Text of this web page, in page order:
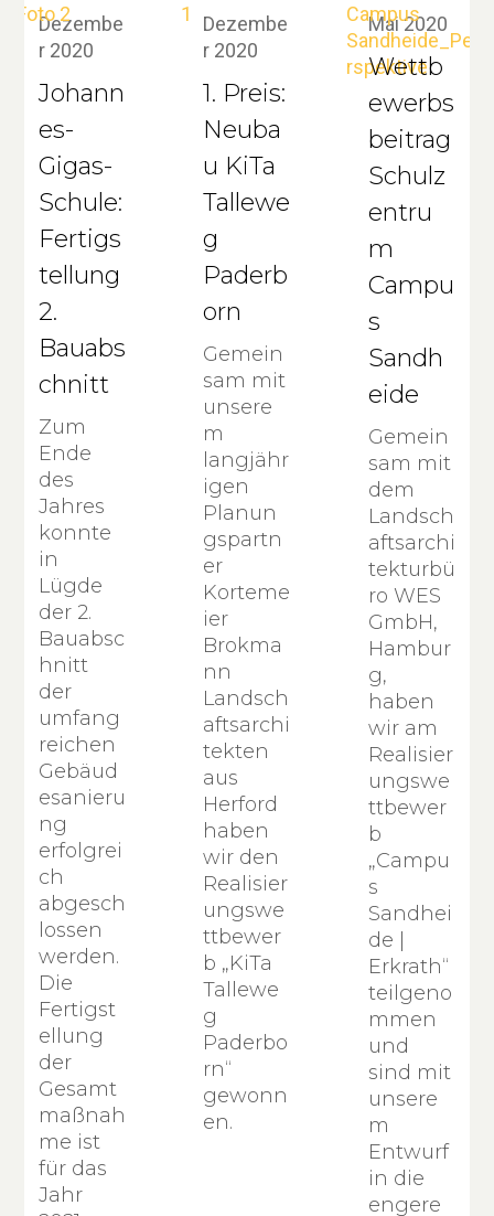
Dezembe
r 2020
Johann
es-
Gigas-
Schule:
Fertigs
tellung
2.
Bauabs
chnitt
Zum
Ende
des
Jahres
konnte
in
Lügde
der 2.
Bauabsc
hnitt
der
umfang
reichen
Gebäud
esanieru
ng
erfolgrei
ch
abgesch
lossen
werden.
Die
Fertigst
ellung
der
Gesamt
maßnah
me ist
für das
Jahr
Dezembe
r 2020
1. Preis:
Neuba
u KiTa
Tallewe
g
Paderb
orn
Gemein
sam mit
unsere
m
langjähr
igen
Planun
gspartn
er
Korteme
ier
Brokma
nn
Landsch
aftsarchi
tekten
aus
Herford
haben
wir den
Realisier
ungswe
ttbewer
b „KiTa
Tallewe
g
Paderbo
rn“
gewonn
en.
Mai 2020
Wettb
ewerbs
beitrag
Schulz
entru
m
Campu
s
Sandh
eide
Gemein
sam mit
dem
Landsch
aftsarchi
tekturbü
ro WES
GmbH,
Hambur
g,
haben
wir am
Realisier
ungswe
ttbewer
b
„Campu
s
Sandhei
de |
Erkrath“
teilgeno
mmen
und
sind mit
unsere
m
Entwurf
in die
engere